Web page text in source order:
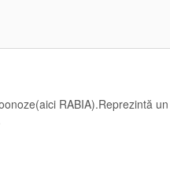
RABIA).Reprezintă un